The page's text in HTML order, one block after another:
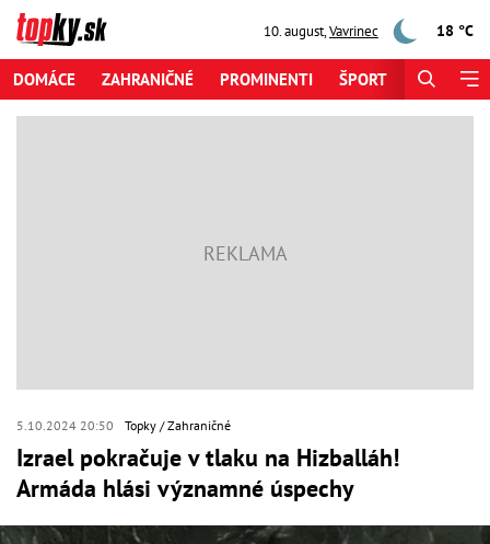
10. august,Vavrinec 18 °C
DOMÁCE ZAHRANIČNÉ PROMINENTI ŠPORT
5.10.2024 20:50 Topky Zahraničné
Izrael pokračuje v tlaku na Hizballáh!
Armáda hlási významné úspechy